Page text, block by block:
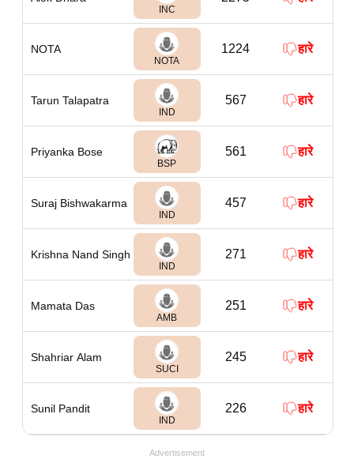
INC
NOTA
NOTA
1224 हारे
Tarun Talapatra
IND
567 हारे
Priyanka Bose
BSP
561 हारे
Suraj Bishwakarma
IND
457 हारे
Krishna Nand Singh
IND
271 हारे
Mamata Das
AMB
251 हारे
Shahriar Alam
SUCI
245 हारे
Sunil Pandit
IND
226 हारे
Advertisement